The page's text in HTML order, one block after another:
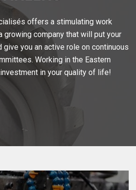
offers a stimulating work
growing company that will put your
give you an active role on continuous
Working in the Eastern
in your quality of life!